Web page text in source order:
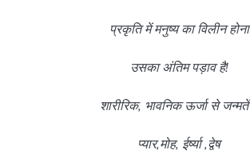
प्रकृति में मनुष्य का विलीन होना
उसका अंतिम पड़ाव है!
शारीरिक, भावनिक ऊर्जा से
प्यार,मोह, ईर्ष्या ,द्वेष